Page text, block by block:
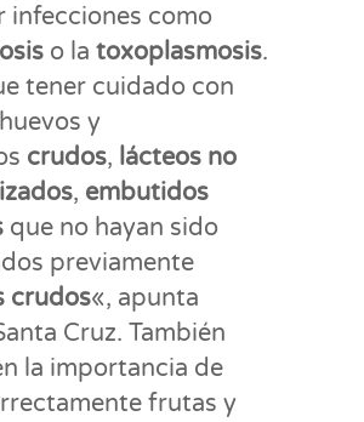
infecciones como
o la toxoplasmosis.
tener cuidado con
y
crudos, lácteos no
, embutidos
que no hayan sido
previamente
crudos«, apunta
Cruz. También
la importancia de
frutas y